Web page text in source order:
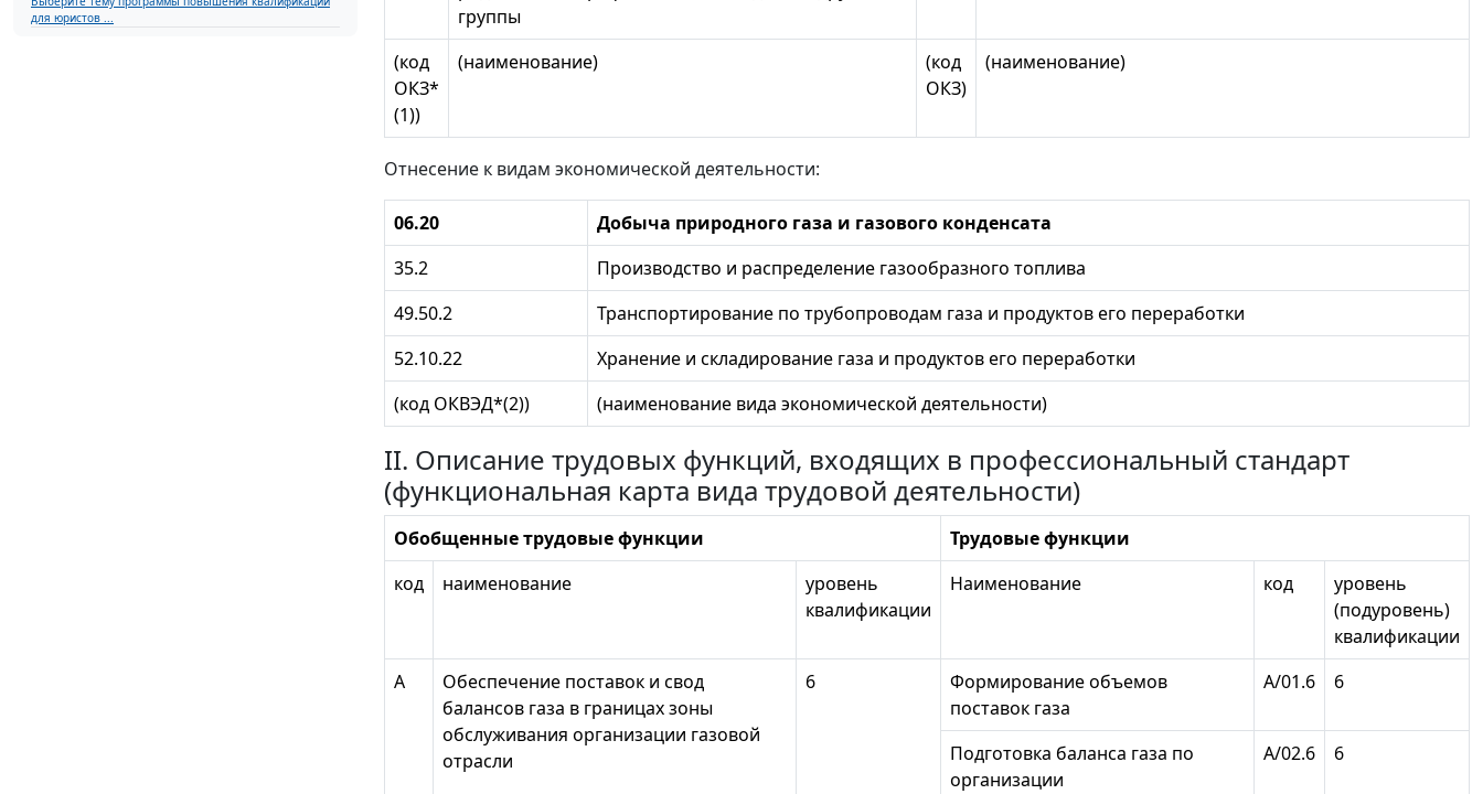
для юристов ...
группы
(код
ОКЗ*
(1))
(наименование)
(код
ОКЗ)
(наименование)
Отнесение к видам экономической деятельности:
06.20
Добыча природного газа и газового конденсата
35.2
Производство и распределение газообразного топлива
49.50.2
Транспортирование по трубопроводам газа и продуктов его переработки
52.10.22
Хранение и складирование газа и продуктов его переработки
(код ОКВЭД*(2))
(наименование вида экономической деятельности)
II. Описание трудовых функций, входящих в профессиональный стандарт
(функциональная карта вида трудовой деятельности)
Обобщенные трудовые функции
Трудовые функции
код
наименование
уровень
квалификации
Наименование код
уровень
(подуровень)
квалификации
А
Обеспечение поставок и свод
балансов газа в границах зоны
обслуживания организации газовой
отрасли
6
Формирование объемов
поставок газа
А/01.6 6
Подготовка баланса газа по
организации
А/02.6 6